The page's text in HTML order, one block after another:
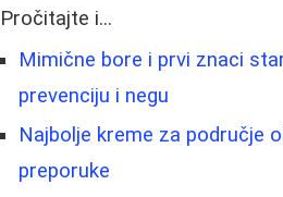
Pročitajte i...
Mimične bore i prvi znaci
prevenciju i negu
Najbolje kreme za područje
preporuke